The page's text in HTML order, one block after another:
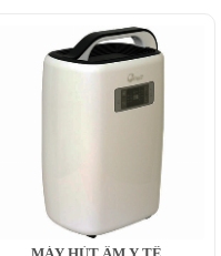
MÁY HÚT ẨM Y TẾ